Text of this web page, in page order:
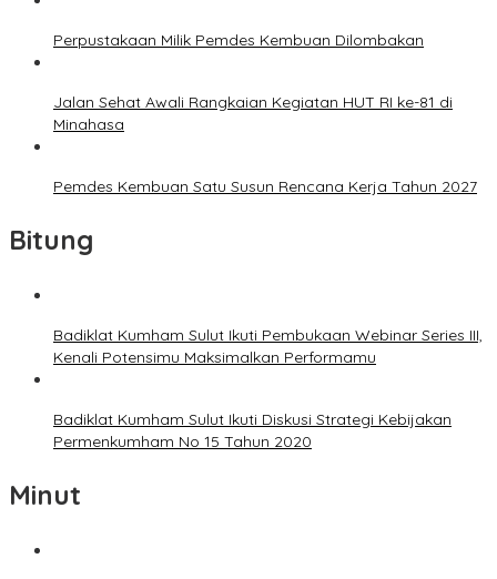
Perpustakaan Milik Pemdes Kembuan Dilombakan
Jalan Sehat Awali Rangkaian Kegiatan HUT RI ke-81 di
Minahasa
Pemdes Kembuan Satu Susun Rencana Kerja Tahun 2027
Bitung
Badiklat Kumham Sulut Ikuti Pembukaan Webinar Series III,
Kenali Potensimu Maksimalkan Performamu
Badiklat Kumham Sulut Ikuti Diskusi Strategi Kebijakan
Permenkumham No 15 Tahun 2020
Minut